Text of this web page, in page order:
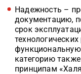
Надежность –
документацию,
срок
функциональную
категорию
принципам